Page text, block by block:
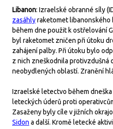
Libanon: Izraelské obranné síly
zasáhlyraketomet libanonského
během dne použit k ostřelování
byl raketomet zničen při útoku
zahájení palby. Při útoku bylo
z nich zneškodnila protivzdušná
neobydlených oblastí. Zranění
Izraelské letectvo během
leteckých úderů proti
Zasaženy byly cíle v jižních
Sidon a další. Kromě letecké